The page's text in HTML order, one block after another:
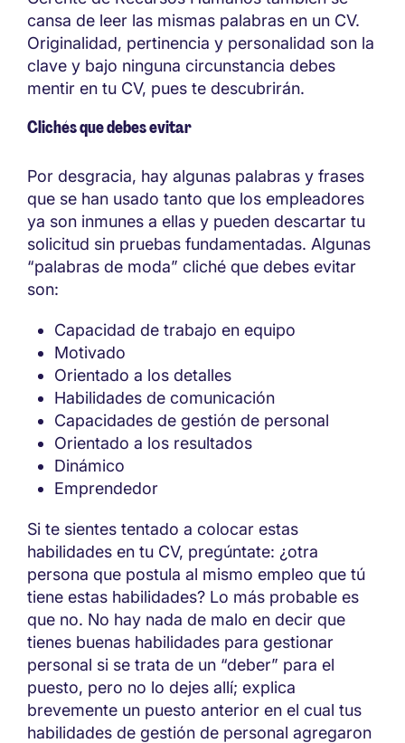
cansa de leer las mismas palabras en un CV.
Originalidad, pertinencia y personalidad son la
clave y bajo ninguna circunstancia debes
mentir en tu CV, pues te descubrirán.
Clichés que debes evitar
Por desgracia, hay algunas palabras y frases
que se han usado tanto que los empleadores
ya son inmunes a ellas y pueden descartar tu
solicitud sin pruebas fundamentadas. Algunas
“palabras de moda” cliché que debes evitar
son:
Capacidad de trabajo en equipo
Motivado
Orientado a los detalles
Habilidades de comunicación
Capacidades de gestión de personal
Orientado a los resultados
Dinámico
Emprendedor
Si te sientes tentado a colocar estas
habilidades en tu CV, pregúntate: ¿otra
persona que postula al mismo empleo que tú
tiene estas habilidades? Lo más probable es
que no. No hay nada de malo en decir que
tienes buenas habilidades para gestionar
personal si se trata de un “deber” para el
puesto, pero no lo dejes allí; explica
brevemente un puesto anterior en el cual tus
habilidades de gestión de personal agregaron